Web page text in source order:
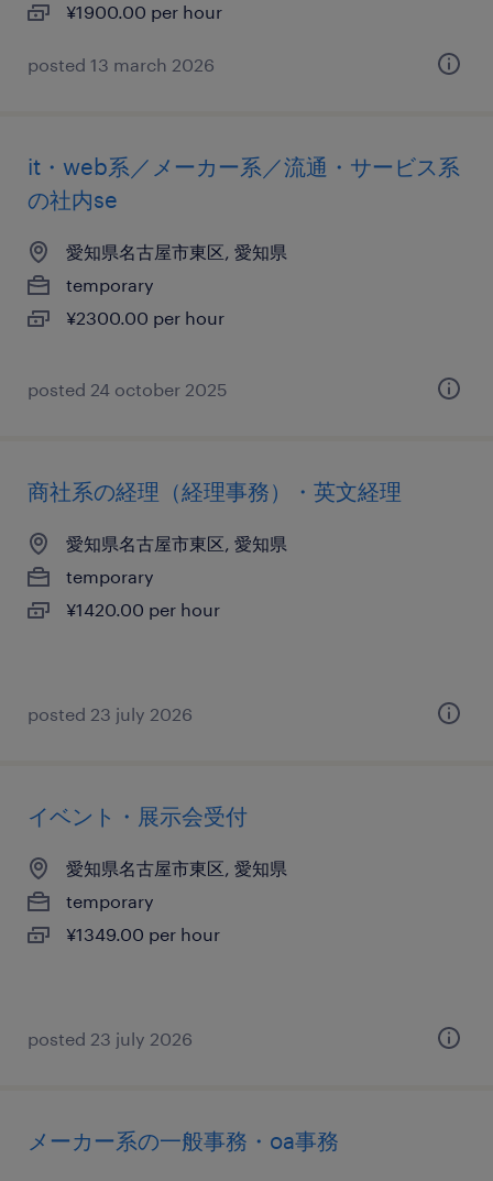
¥1900.00 per hour
posted 13 march 2026
it・web系／メーカー系／流通・サービス系
の社内se
愛知県名古屋市東区, 愛知県
temporary
¥2300.00 per hour
posted 24 october 2025
商社系の経理（経理事務）・英文経理
愛知県名古屋市東区, 愛知県
temporary
¥1420.00 per hour
posted 23 july 2026
イベント・展示会受付
愛知県名古屋市東区, 愛知県
temporary
¥1349.00 per hour
posted 23 july 2026
メーカー系の一般事務・oa事務